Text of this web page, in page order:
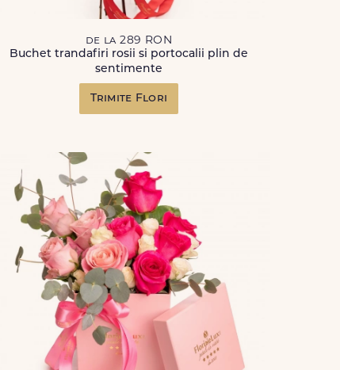
de la 289 RON
Buchet trandafiri rosii si portocalii plin de
sentimente
Trimite Flori